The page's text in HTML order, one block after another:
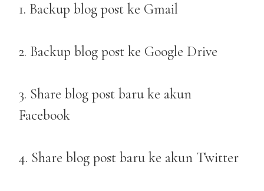
1. Backup blog post ke Gmail
2. Backup blog post ke Google Drive
3. Share blog post baru ke akun
Facebook
4. Share blog post baru ke akun Twitter